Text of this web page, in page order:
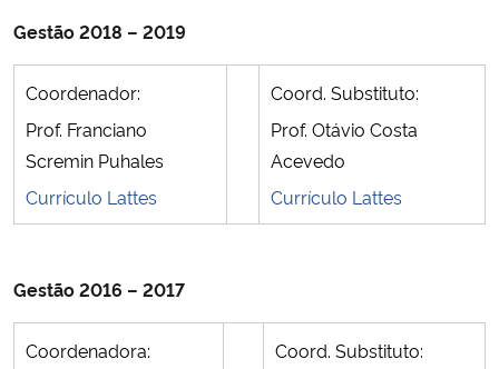
Ministério da Mulher, da Família e dos Direitos Humanos
Secretaria-Geral
Advocacia-Geral da União
Banco Central do Brasil
Gestão 2018 – 2019
Coordenador:
Prof. Franciano
Scremin Puhales
Currículo Lattes
Coord. Substituto:
Prof. Otávio Costa
Acevedo
Currículo Lattes
Gestão 2016 – 2017
Coordenadora:
Coord. Substituto: